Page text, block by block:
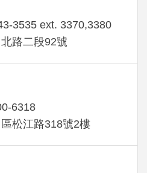
3535 ext. 3370,3380
路二段92號
6318
松江路318號2樓